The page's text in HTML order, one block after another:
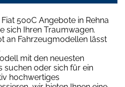
500C Angebote in Rehna
sich Ihren Traumwagen.
an Fahrzeugmodellen lässt
mit den neuesten
suchen oder sich für ein
hochwertiges